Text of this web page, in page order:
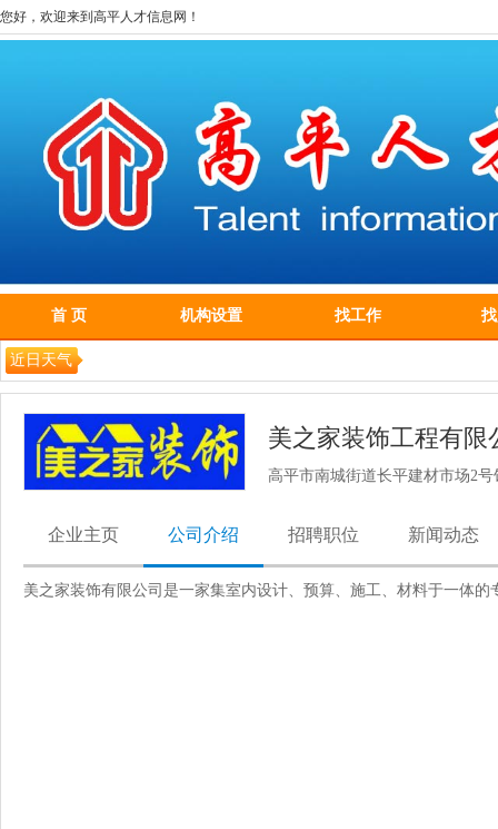
您好，欢迎来到高平人才信息网！
首 页 机构设置 找工作
近日天气
美之家装饰工程有
高平市南城街道长平建材市场2号
企业主页 公司介绍 招聘职位 新闻动态
美之家装饰有限公司是一家集室内设计、预算、施工、材料于一体的